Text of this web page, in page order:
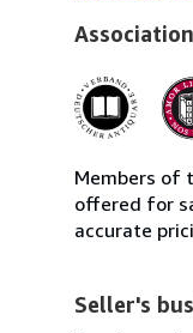
Members of
offered for
accurate
Seller's